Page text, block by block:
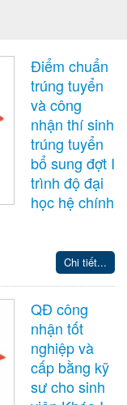
Điểm chuẩn
trúng tuyển
và công
nhận thí sinh
trúng tuyển
bổ sung đợt I
trình độ đại
học hệ chính
Chi tiết...
QĐ công
nhận tốt
nghiệp và
cấp bằng kỹ
sư cho sinh